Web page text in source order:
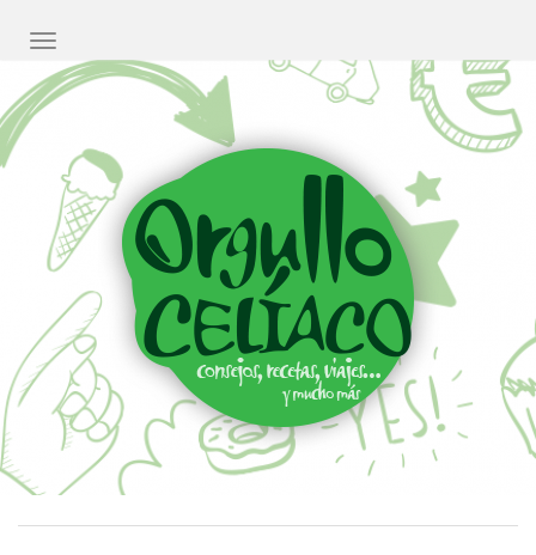
CAMBIAR NAVEGACIÓN